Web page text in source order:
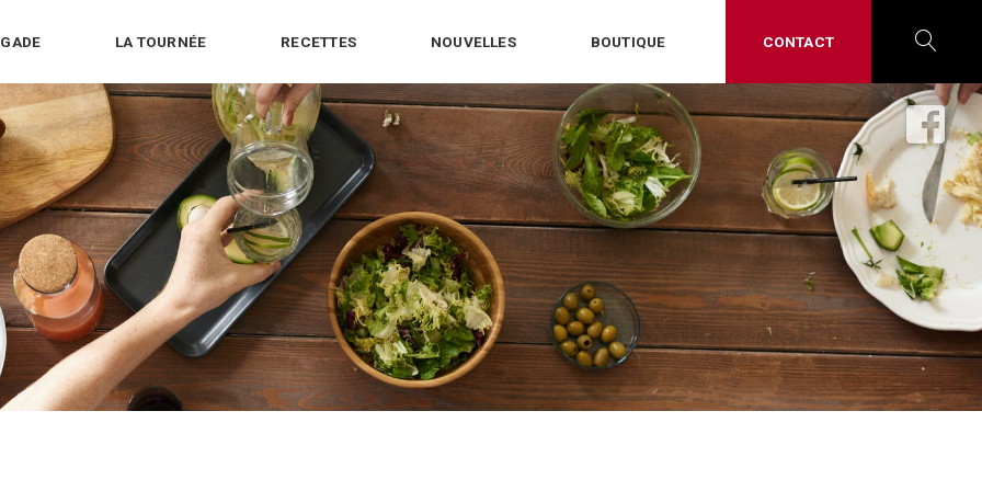
LA TOURNÉE RECETTES NOUVELLES BOUTIQUE CONTACT